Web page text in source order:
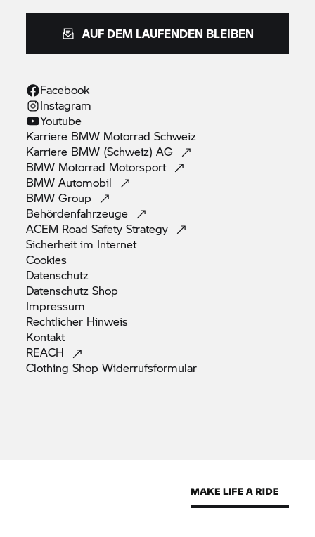
AUF DEM LAUFENDEN BLEIBEN
Facebook
Instagram
Youtube
Karriere BMW Motorrad Schweiz
Karriere BMW (Schweiz)AG
BMW Motorrad Motorsport
BMWAutomobil
BMWGroup
Behördenfahrzeuge
ACEM Road SafetyStrategy
Sicherheit im Internet
Cookies
Datenschutz
DatenschutzShop
Impressum
Rechtlicher Hinweis
Kontakt
REACH
Clothing ShopWiderrufsformular